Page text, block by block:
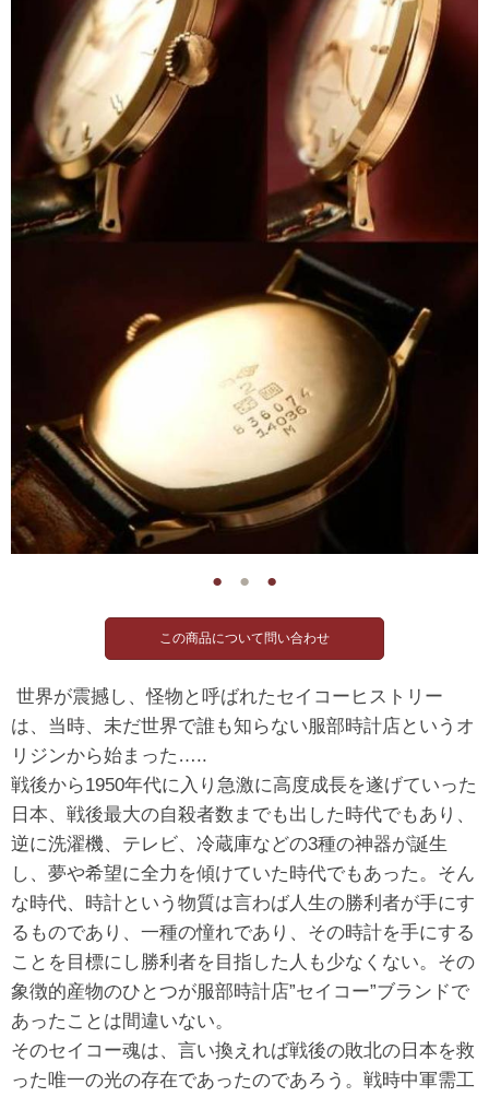
● ● ●
世界が震撼し、怪物と呼ばれたセイコーヒストリー
は、当時、未だ世界で誰も知らない服部時計店というオ
リジンから始まった…..
戦後から1950年代に入り急激に高度成長を遂げていった
日本、戦後最大の自殺者数までも出した時代でもあり、
逆に洗濯機、テレビ、冷蔵庫などの3種の神器が誕生
し、夢や希望に全力を傾けていた時代でもあった。そん
な時代、時計という物質は言わば人生の勝利者が手にす
るものであり、一種の憧れであり、その時計を手にする
ことを目標にし勝利者を目指した人も少なくない。その
象徴的産物のひとつが服部時計店”セイコー”ブランドで
あったことは間違いない。
そのセイコー魂は、言い換えれば戦後の敗北の日本を救
った唯一の光の存在であったのであろう。戦時中軍需工